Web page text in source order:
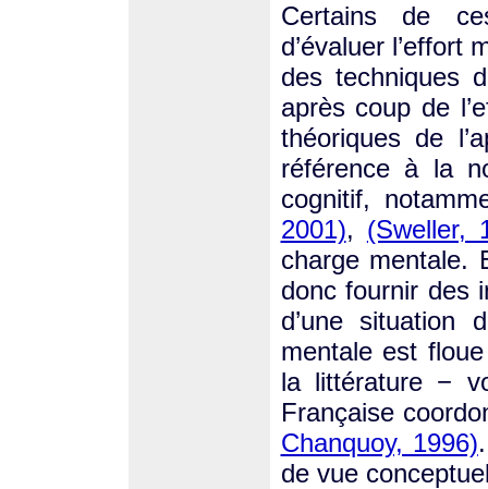
Certains de
d’évaluer l’effort
des techniques
après coup de
théoriques de
référence à la
cognitif,
2001), (Sweller,
charge mentale.
donc fournir des
d’une situation
mentale est
la littérature −
Française
Chanquoy, 1996)
de vue